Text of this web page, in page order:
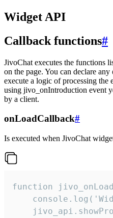
Widget API
Callback functions#
JivoChat executes the functions
on the page. You can declare
execute a logic of processing the
using jivo_onIntroduction event
by a client.
onLoadCallback#
Is executed when JivoChat
function